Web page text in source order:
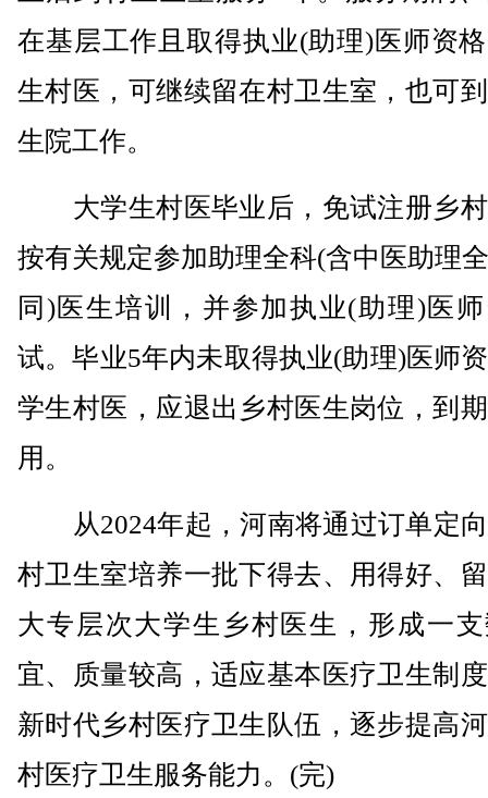
在基层工作且取得执业(助理)医师资
生村医，可继续留在村卫生室，也可
生院工作。
大学生村医毕业后，免试注册乡
按有关规定参加助理全科(含中医助理
同)医生培训，并参加执业(助理)医
试。毕业5年内未取得执业(助理)医师
学生村医，应退出乡村医生岗位，到
用。
从2024年起，河南将通过订单定
村卫生室培养一批下得去、用得好、
大专层次大学生乡村医生，形成一
宜、质量较高，适应基本医疗卫生制
新时代乡村医疗卫生队伍，逐步提高
村医疗卫生服务能力。(完)